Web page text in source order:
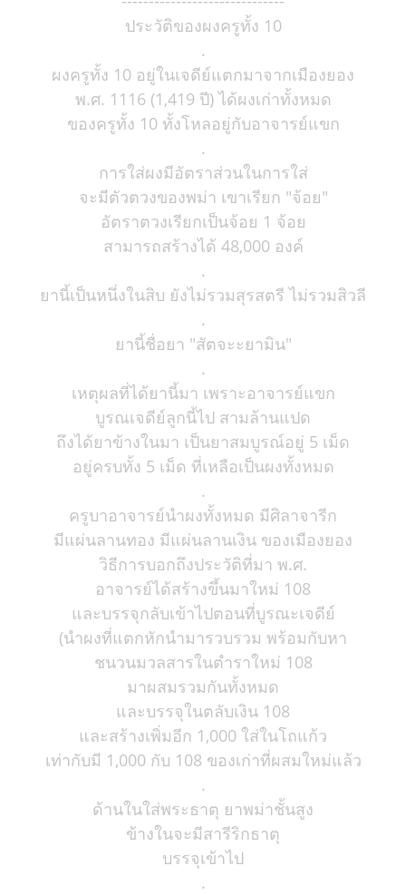
ประวัติของผงครูทั้ง 10
.
ผงครูทั้ง 10 อยู่ในเจดีย์แตกมาจากเมืองยอง
พ.ศ. 1116 (1,419 ปี) ได้ผงเก่าทั้งหมด
ของครูทั้ง 10 ทั้งโหลอยู่กับอาจารย์แขก
.
การใส่ผงมีอัตราส่วนในการใส่
จะมีตัวตวงของพม่า เขาเรียก "จ้อย"
อัตราตวงเรียกเป็นจ้อย 1 จ้อย
สามารถสร้างได้ 48,000 องค์
.
ยานี้เป็นหนึ่งในสิบ ยังไม่รวมสุรสตรี ไม่รวมสิวลี
.
ยานี้ชื่อยา "สัตจะะยามิน"
.
เหตุผลที่ได้ยานี้มา เพราะอาจารย์แขก
บูรณเจดีย์ลูกนี้ไป สามล้านแปด
ถึงได้ยาข้างในมา เป็นยาสมบูรณ์อยู่ 5 เม็ด
อยู่ครบทั้ง 5 เม็ด ที่เหลือเป็นผงทั้งหมด
.
ครูบาอาจารย์นำผงทั้งหมด มีศิลาจารีก
มีแผ่นลานทอง มีแผ่นลานเงิน ของเมืองยอง
วิธีการบอกถึงประวัติที่มา พ.ศ.
อาจารย์ได้สร้างขึ้นมาใหม่ 108
และบรรจุกลับเข้าไปตอนที่บูรณะเจดีย์
(นำผงที่แตกหักนำมารวบรวม พร้อมกับหา
ชนวนมวลสารในตำราใหม่ 108
มาผสมรวมกันทั้งหมด
และบรรจุในตลับเงิน 108
และสร้างเพิ่มอีก 1,000 ใส่ในโถแก้ว
เท่ากับมี 1,000 กับ 108 ของเก่าที่ผสมใหม่แล้ว
.
ด้านในใส่พระธาตุ ยาพม่าชั้นสูง
ข้างในจะมีสารีริกธาตุ
บรรจุเข้าไป
.